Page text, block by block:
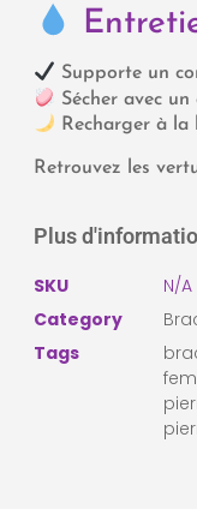
Supporte un
Sécher avec
Recharger à la
Retrouvez les
Plus
SKU
N/A
Category
Tags